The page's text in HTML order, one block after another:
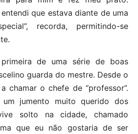
que estava diante de uma
recorda, permitindo-se
de uma série de boas
guarda do mestre. Desde o
chamar o chefe de “professor”.
um jumento muito querido dos
solto na cidade, chamado
que eu não gostaria de ser